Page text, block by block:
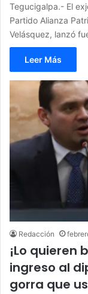
Tegucigalpa.- El
Partido Alianza
Velásquez, lanzó
Leer Más
Redacción
¡Lo quieren
ingreso al
gorra que